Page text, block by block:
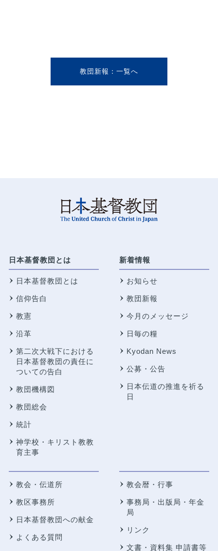
教団新報
日本基督教団とは
日本基督教団とは
信仰告白
教憲
沿革
第二次大戦下における
日本基督教団の責任に
ついての告白
教団機構図
教団総会
統計
神学校・キリスト教教
育主事
新着情報
お知らせ
教団新報
今月のメッセージ
日毎の糧
Kyodan News
公募・公告
日本伝道の推進を祈る
日
教会・伝道所
教区事務所
日本基督教団への献金
よくある質問
教会暦・行事
事務局・出版局・年金
局
リンク
文書・資料集 申請書等